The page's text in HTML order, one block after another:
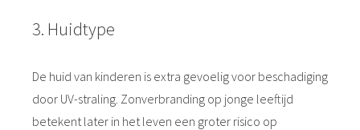
3. Huidtype
De huid van kinderen is extra gevoelig voor beschadiging
door UV-straling. Zonverbranding op jonge leeftijd
betekent later in het leven een groter risico op